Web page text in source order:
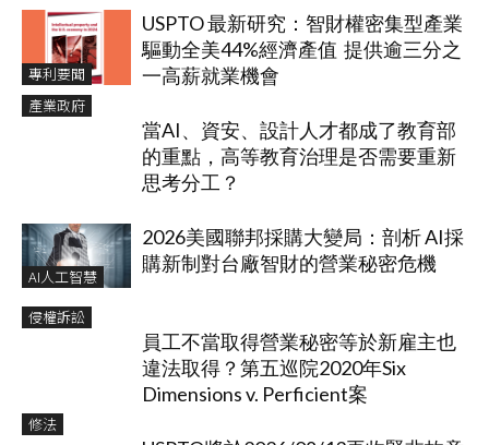
專利要聞
USPTO 最新研究：智財權密集型產業
驅動全美44%經濟產值 提供逾三分之
一高薪就業機會
產業政府
當AI、資安、設計人才都成了教育部
的重點，高等教育治理是否需要重新
思考分工？
AI人工智慧
2026美國聯邦採購大變局：剖析 AI採
購新制對台廠智財的營業秘密危機
侵權訴訟
員工不當取得營業秘密等於新雇主也
違法取得？第五巡院2020年Six
Dimensions v. Perficient案
修法